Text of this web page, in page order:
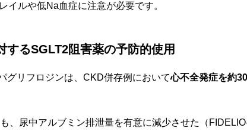
イルや低Na血症に注意が必要です。
するSGLT2阻害薬の予防的使用
グリフロジンは、CKD併存例において心不全発症を約
、尿中アルブミン排泄量を有意に減少させた（